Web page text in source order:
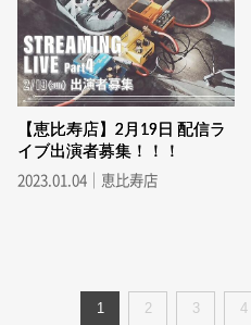
【恵比寿店】2月19日 配信ラ
イブ出演者募集！！！
2023.01.04｜恵比寿店
1 2 3 4